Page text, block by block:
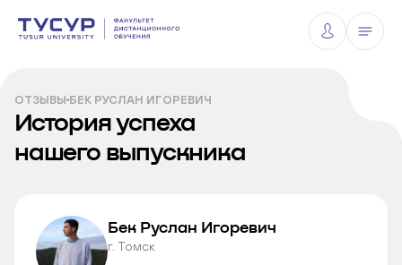
ОТЗЫВЫ БЕК РУСЛАН ИГОРЕВИЧ
История успеха
нашего выпускника
Бек Руслан Игоревич
г. Томск